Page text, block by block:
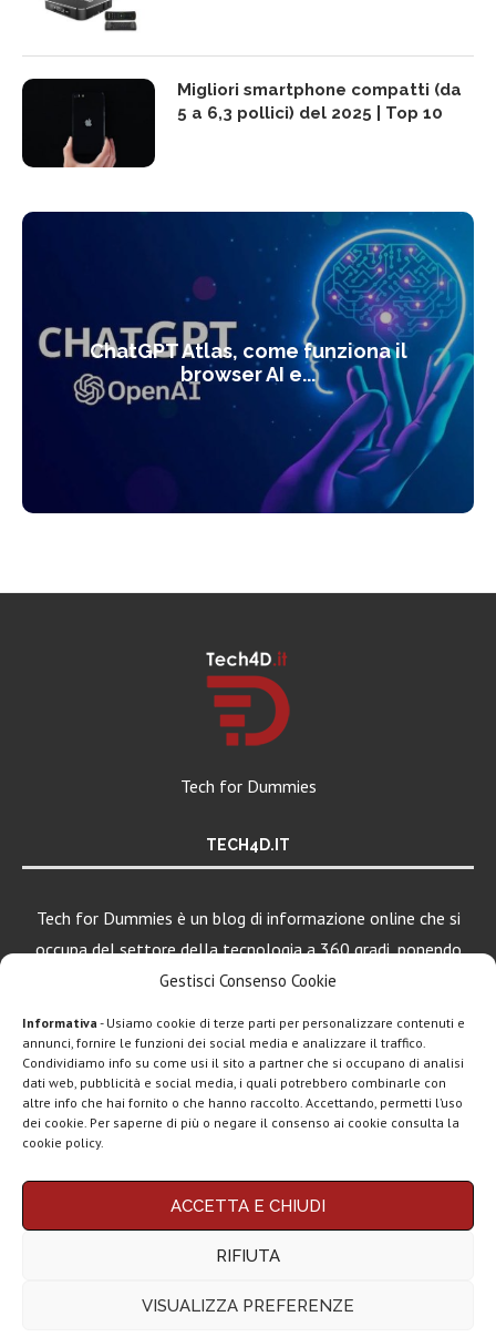
Gestisci Consenso Cookie
Informativa - Usiamo cookie di terze parti per personalizzare contenuti e
annunci, fornire le funzioni dei social media e analizzare il traffico.
Condividiamo info su come usi il sito a partner che si occupano di analisi
dati web, pubblicità e social media, i quali potrebbero combinarle con
altre info che hai fornito o che hanno raccolto. Accettando, permetti l’uso
dei cookie. Per saperne di più o negare il consenso ai cookie consulta la
cookie policy.
ACCETTA E CHIUDI
RIFIUTA
VISUALIZZA PREFERENZE
Migliori smartphone compatti (da
5 a 6,3 pollici) del 2025 | Top 10
ChatGPT Atlas, come funziona il
browser AI e...
Tech for Dummies
TECH4D.IT
Tech for Dummies è un blog di informazione online che si
occupa del settore della tecnologia a 360 gradi, ponendo
una particolare attenzione al mondo Android, Apple e
Chi siamo Contatti Disclaimer Privacy policy
Questo blog non rappresenta una testata giornalistica in quanto viene aggiornato
Affiliazione Amazon EU, un programma che eroga ai siti una commissione
LEGGI ANCHE
ClawdBot
(OpenClaw):
ChatGPT Go,